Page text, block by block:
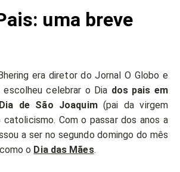
uma breve
era diretor do Jornal O Globo e
escolheu celebrar o Dia dos pais em
de São Joaquim(pai da virgem
catolicismo. Com o passar dos anos a
a ser no segundo domingo do mês
o Dia das Mães.